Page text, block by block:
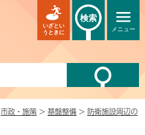
メニュー
いざとい
うときに
検索
市政・施策 > 基盤整備 > 防衛施設周辺の